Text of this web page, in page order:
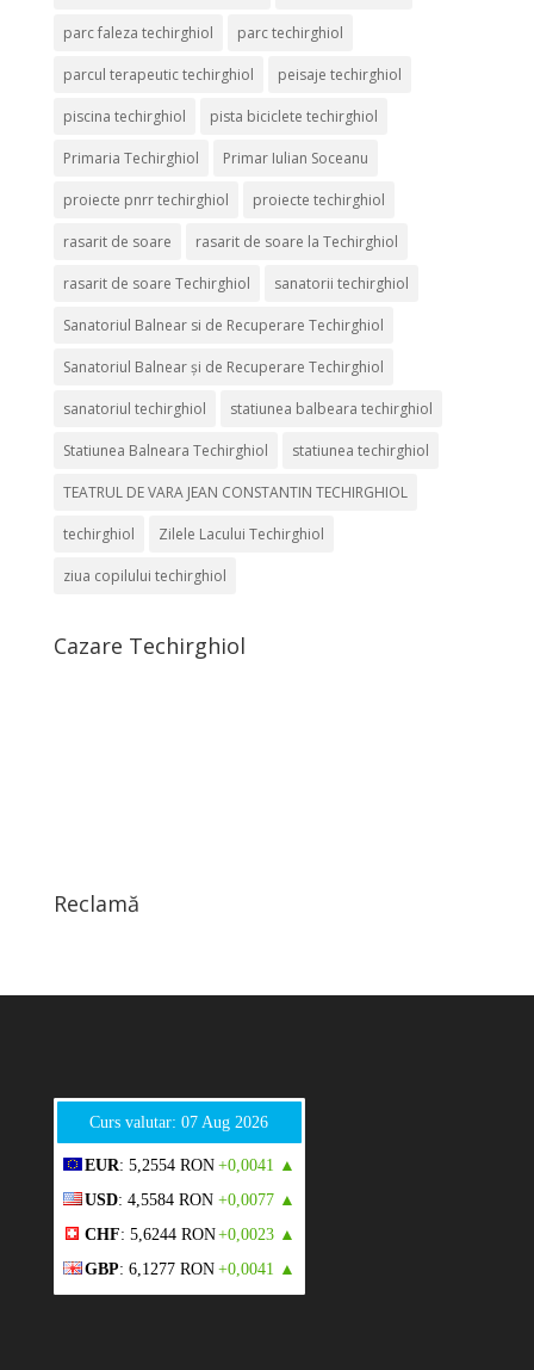
parc faleza techirghiol parc techirghiol
parcul terapeutic techirghiol peisaje techirghiol
piscina techirghiol pista biciclete techirghiol
Primaria Techirghiol Primar Iulian Soceanu
proiecte pnrr techirghiol proiecte techirghiol
rasarit de soare rasarit de soare la Techirghiol
rasarit de soare Techirghiol sanatorii techirghiol
Sanatoriul Balnear si de Recuperare Techirghiol
Sanatoriul Balnear și de Recuperare Techirghiol
sanatoriul techirghiol statiunea balbeara techirghiol
Statiunea Balneara Techirghiol statiunea techirghiol
TEATRUL DE VARA JEAN CONSTANTIN TECHIRGHIOL
techirghiol Zilele Lacului Techirghiol
ziua copilului techirghiol
Cazare Techirghiol
Reclamă
Curs valutar: 07 Aug 2026
EUR: 5,2554 RON +0,0041 ▲
USD: 4,5584 RON +0,0077 ▲
CHF: 5,6244 RON+0,0023 ▲
GBP: 6,1277 RON +0,0041 ▲